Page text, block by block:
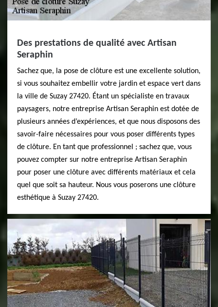
Des prestations de qualité avec Artisan
Seraphin
Sachez que, la pose de clôture est une excellente solution,
si vous souhaitez embellir votre jardin et espace vert dans
la ville de Suzay 27420. Étant un spécialiste en travaux
paysagers, notre entreprise Artisan Seraphin est dotée de
plusieurs années d’expériences, et que nous disposons des
savoir-faire nécessaires pour vous poser différents types
de clôture. En tant que professionnel ; sachez que, vous
pouvez compter sur notre entreprise Artisan Seraphin
pour poser une clôture avec différents matériaux et cela
quel que soit sa hauteur. Nous vous poserons une clôture
esthétique à Suzay 27420.